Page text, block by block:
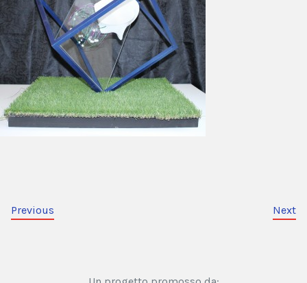
Previous Next